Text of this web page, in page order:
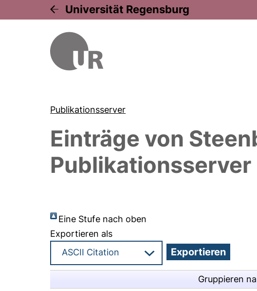
Universität Regensburg
Publikationsserver
Einträge von
Publikationsserver
Eine Stufe nach oben
Exportieren als
Gruppieren